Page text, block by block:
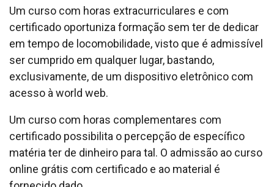
Um curso com horas extracurriculares e com
certificado oportuniza formação sem ter de dedicar
em tempo de locomobilidade, visto que é admissível
ser cumprido em qualquer lugar, bastando,
exclusivamente, de um dispositivo eletrônico com
acesso à world web.
Um curso com horas complementares com
certificado possibilita o percepção de específico
matéria ter de dinheiro para tal. O admissão ao curso
online grátis com certificado e ao material é